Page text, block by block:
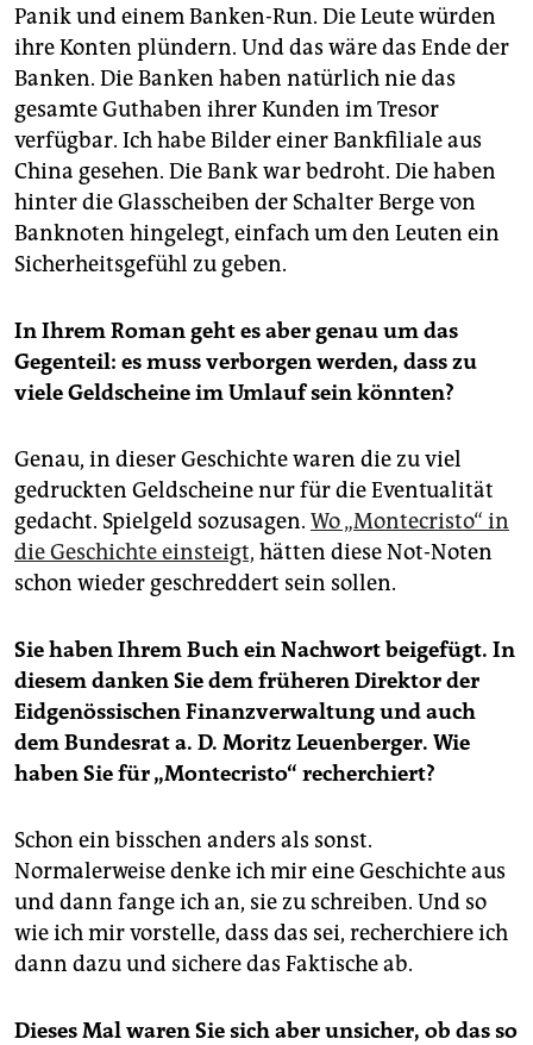
Panik und einem Banken-Run. Die Leute würden
ihre Konten plündern. Und das wäre das Ende der
Banken. Die Banken haben natürlich nie das
gesamte Guthaben ihrer Kunden im Tresor
verfügbar. Ich habe Bilder einer Bankfiliale aus
China gesehen. Die Bank war bedroht. Die haben
hinter die Glasscheiben der Schalter Berge von
Banknoten hingelegt, einfach um den Leuten ein
Sicherheitsgefühl zu geben.
In Ihrem Roman geht es aber genau um das
Gegenteil: es muss verborgen werden, dass zu
viele Geldscheine im Umlauf sein könnten?
Genau, in dieser Geschichte waren die zu viel
gedruckten Geldscheine nur für die Eventualität
gedacht. Spielgeld sozusagen. Wo „Montecristo“ in
die Geschichte einsteigt, hätten diese Not-Noten
schon wieder geschreddert sein sollen.
Sie haben Ihrem Buch ein Nachwort beigefügt. In
diesem danken Sie dem früheren Direktor der
Eidgenössischen Finanzverwaltung und auch
dem Bundesrat a. D. Moritz Leuenberger. Wie
haben Sie für „Montecristo“ recherchiert?
Schon ein bisschen anders als sonst.
Normalerweise denke ich mir eine Geschichte aus
und dann fange ich an, sie zu schreiben. Und so
wie ich mir vorstelle, dass das sei, recherchiere ich
dann dazu und sichere das Faktische ab.
Dieses Mal waren Sie sich aber unsicher, ob das so